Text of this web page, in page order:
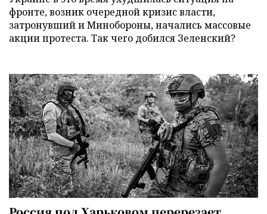
фронте, возник очередной кризис власти,
затронувший и Минобороны, начались массовые
акции протеста. Так чего добился Зеленский?